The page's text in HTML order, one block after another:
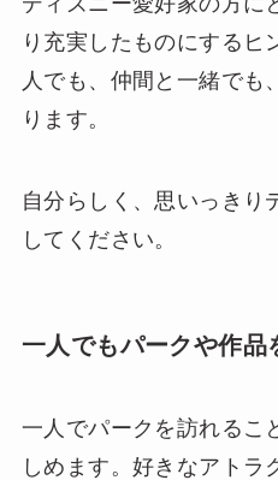
り充実したものにするヒ
人でも、仲間と一緒でも
ります。
自分らしく、思いっきり
してください。
一人でもパークや作品
一人でパークを訪れるこ
しめます。好きなアトラ